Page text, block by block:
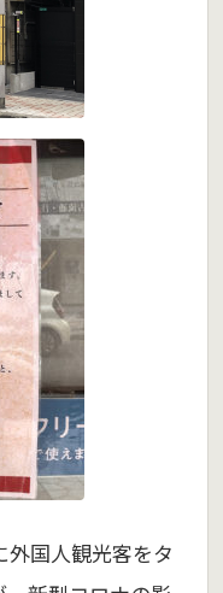
外国人観光客をタ